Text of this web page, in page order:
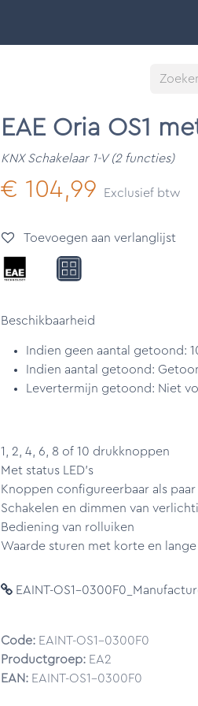
EAE Oria OS1
KNX Schakelaar 1-V (2 functies)
€ 104,99 Exclusief btw
Toevoegen aan verlanglijst
Beschikbaarheid
Indien geen aantal getoond:
Indien aantal getoond:
Levertermijn getoond: Niet
1, 2, 4, 6, 8 of 10 drukknoppen
Met status LED’s
Knoppen configureerbaar als
Schakelen en dimmen van
Bediening van rolluiken
Waarde sturen met korte en
EAINT-OS1-
Code: EAINT-OS1-0300F0
Productgroep: EA2
EAN: EAINT-OS1-0300F0